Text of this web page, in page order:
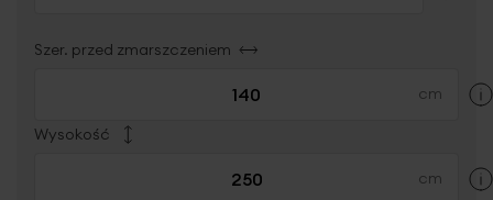
Szer. przed zmarszczeniem
Wysokość